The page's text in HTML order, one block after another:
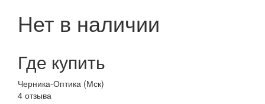
Нет в наличии
Где купить
Черника-Оптика (Мск)
4 отзыва